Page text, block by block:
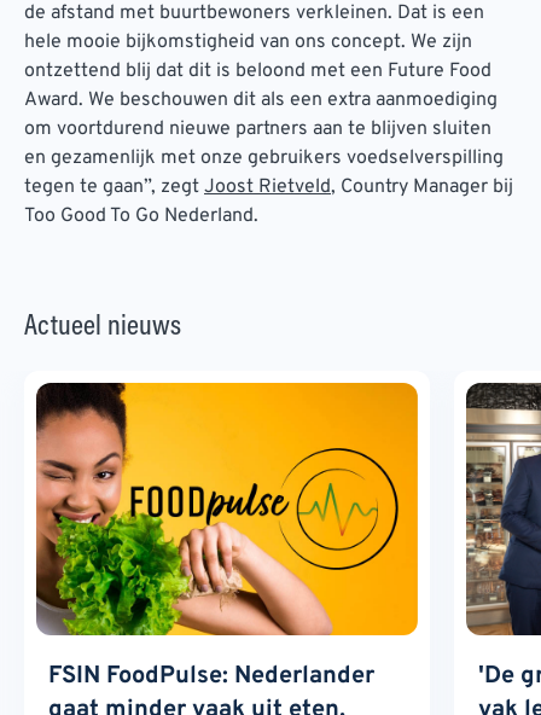
de afstand met buurtbewoners verkleinen. Dat is een
hele mooie bijkomstigheid van ons concept. We zijn
ontzettend blij dat dit is beloond met een Future Food
Award. We beschouwen dit als een extra aanmoediging
om voortdurend nieuwe partners aan te blijven sluiten
en gezamenlijk met onze gebruikers voedselverspilling
tegen te gaan”, zegt Joost Rietveld, Country Manager bij
Too Good To Go Nederland.
Actueel nieuws
FSIN FoodPulse: Nederlander
'De